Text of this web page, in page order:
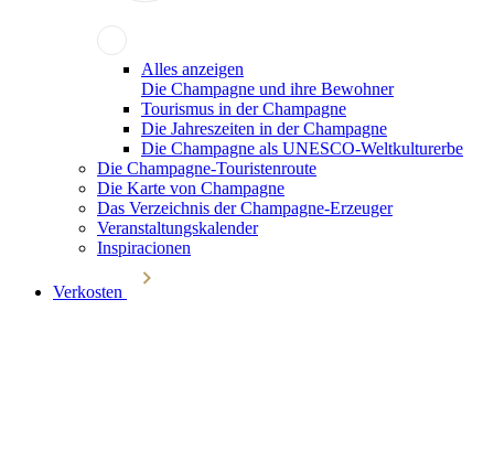
Alles anzeigen
Die Champagne und ihre Bewohner
Tourismus in der Champagne
Die Jahreszeiten in der Champagne
Die Champagne als UNESCO-Weltkulturerbe
Die Champagne-Touristenroute
Die Karte von Champagne
Das Verzeichnis der Champagne-Erzeuger
Veranstaltungskalender
Inspiracionen
Verkosten